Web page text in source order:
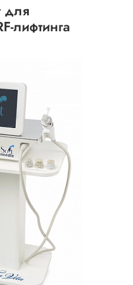
для
лифтинга